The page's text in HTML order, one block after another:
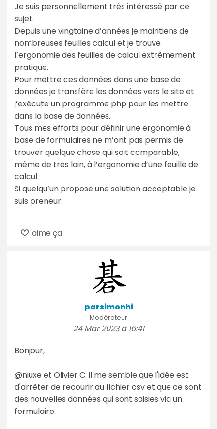
Je suis personnellement très intéressé par ce
sujet.
Depuis une vingtaine d’années je maintiens de
nombreuses feuilles calcul et je trouve
l’ergonomie des feuilles de calcul extrêmement
pratique.
Pour mettre ces données dans une base de
données je transfère les données vers le site et
j’exécute un programme php pour les mettre
dans la base de données.
Tous mes efforts pour définir une ergonomie à
base de formulaires ne m’ont pas permis de
trouver quelque chose qui soit comparable,
même de très loin, à l’ergonomie d’une feuille de
calcul.
Si quelqu’un propose une solution acceptable je
suis preneur.
aime ça
parsimonhi
Modérateur
24 Mar 2023 à 16:41
Bonjour,
@niuxe et Olivier C: il me semble que l'idée est
d'arrêter de recourir au fichier csv et que ce sont
des nouvelles données qui sont saisies via un
formulaire.